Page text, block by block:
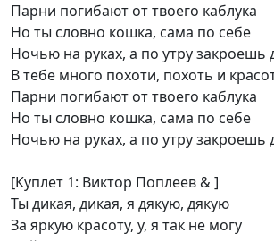
Парни погибают от твоего каблука
Но ты словно кошка, сама по себе
Ночью на руках, а по утру закроешь
В тебе много похоти, похоть и
Парни погибают от твоего каблука
Но ты словно кошка, сама по себе
Ночью на руках, а по утру закроешь
[Куплет 1: Виктор Поплеев & ]
Ты дикая, дикая, я дякую, дякую
За яркую красоту, у, я так не могу